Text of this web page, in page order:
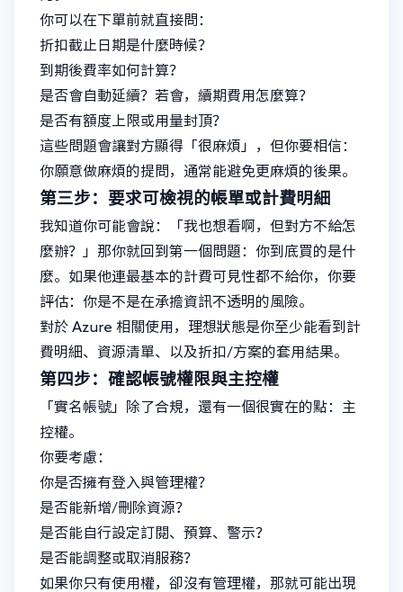
你可以在下單前就直接問：
折扣截止日期是什麼時候？
到期後費率如何計算？
是否會自動延續？若會，續期費用怎麼算？
是否有額度上限或用量封頂？
這些問題會讓對方顯得「很麻煩」，但你要相信：
你願意做麻煩的提問，通常能避免更麻煩的後果。
第三步：要求可檢視的帳單或計費明細
我知道你可能會說：「我也想看啊，但對方不給怎
麼辦？」那你就回到第一個問題：你到底買的是什
麼。如果他連最基本的計費可見性都不給你，你要
評估：你是不是在承擔資訊不透明的風險。
對於 Azure 相關使用，理想狀態是你至少能看到計
費明細、資源清單、以及折扣/方案的套用結果。
第四步：確認帳號權限與主控權
「實名帳號」除了合規，還有一個很實在的點：主
控權。
你要考慮：
你是否擁有登入與管理權？
是否能新增/刪除資源？
是否能自行設定訂閱、預算、警示？
是否能調整或取消服務？
如果你只有使用權，卻沒有管理權，那就可能出現